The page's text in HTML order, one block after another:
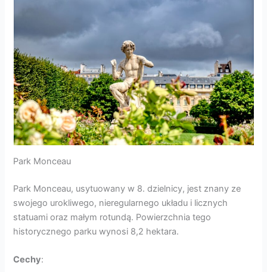
Park Monceau
Park Monceau, usytuowany w 8. dzielnicy, jest znany ze
swojego urokliwego, nieregularnego układu i licznych
statuami oraz małym rotundą. Powierzchnia tego
historycznego parku wynosi 8,2 hektara.
Cechy: